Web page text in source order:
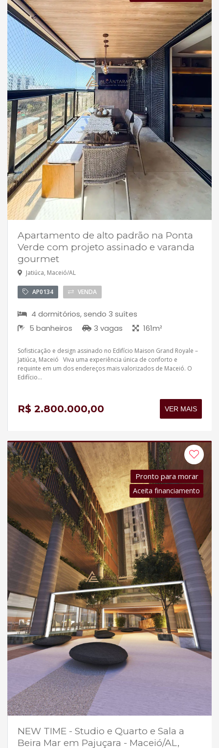
Apartamento de alto padrão na Ponta
Verde com projeto assinado e varanda
gourmet
Jatiúca, Maceió/AL
AP0134 VENDA
4 dormitórios, sendo 3 suítes
5 banheiros
3 vagas 161m²
Sofisticação e design assinado no Edifício Maison Grand Royale –
Jatiúca, Maceió Viva uma experiência única de conforto e
requinte em um dos endereços mais valorizados de Maceió. O
Edifício...
R$ 2.800.000,00 VER MAIS
Pronto para morar
Aceita financiamento
NEW TIME - Studio e Quarto e Sala a
Beira Mar em Pajuçara - Maceió/AL,